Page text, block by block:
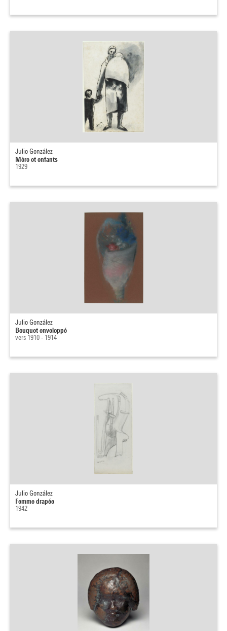
Julio González
Mère et enfants
1929
Julio González
Bouquet enveloppé
vers 1910 - 1914
Julio González
Femme drapée
1942